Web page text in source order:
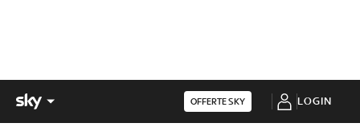
OFFERTE SKY LOGIN